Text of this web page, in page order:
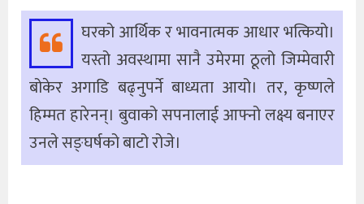
घरको आर्थिक र भावनात्मक आधार भत्कियो।
यस्तो अवस्थामा सानै उमेरमा ठूलो जिम्मेवारी
बोकेर अगाडि बढ्नुपर्ने बाध्यता आयो। तर, कृष्णले
हिम्मत हारेनन्। बुवाको सपनालाई आफ्नो लक्ष्य बनाएर
उनले सङ्घर्षको बाटो रोजे।